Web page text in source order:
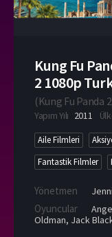
Kung Fu
2 1080p
(Kung Fu Panda 2
Yapım Yılı 2011
Aile Filmleri
Fantastik Filmler
Yönetmen
Oyuncular
Oldman, Jack